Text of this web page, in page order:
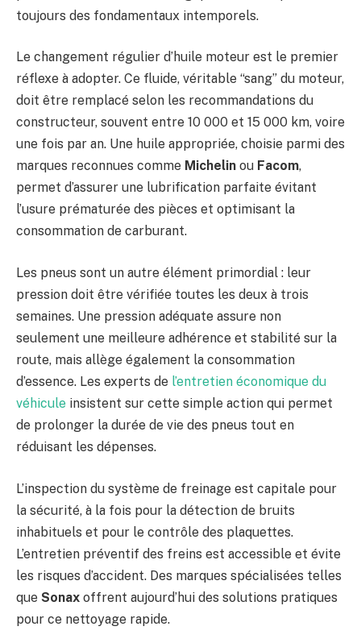
toujours des fondamentaux intemporels.
Le changement régulier d’huile moteur est le premier
réflexe à adopter. Ce fluide, véritable “sang” du moteur,
doit être remplacé selon les recommandations du
constructeur, souvent entre 10 000 et 15 000 km, voire
une fois par an. Une huile appropriée, choisie parmi des
marques reconnues comme Michelin ou Facom,
permet d’assurer une lubrification parfaite évitant
l’usure prématurée des pièces et optimisant la
consommation de carburant.
Les pneus sont un autre élément primordial : leur
pression doit être vérifiée toutes les deux à trois
semaines. Une pression adéquate assure non
seulement une meilleure adhérence et stabilité sur la
route, mais allège également la consommation
d’essence. Les experts de l’entretien économique du
véhicule insistent sur cette simple action qui permet
de prolonger la durée de vie des pneus tout en
réduisant les dépenses.
L’inspection du système de freinage est capitale pour
la sécurité, à la fois pour la détection de bruits
inhabituels et pour le contrôle des plaquettes.
L’entretien préventif des freins est accessible et évite
les risques d’accident. Des marques spécialisées telles
que Sonax offrent aujourd’hui des solutions pratiques
pour ce nettoyage rapide.